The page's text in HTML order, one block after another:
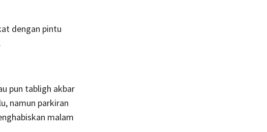
dengan pintu
pun tabligh akbar
namun parkiran
malam